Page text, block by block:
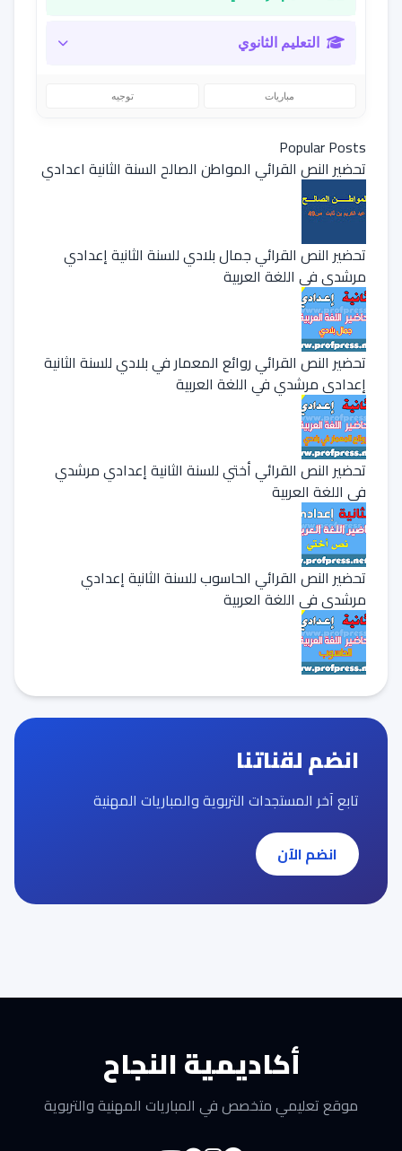
التعليم الثانوي
مباريات توجيه
Popular Posts
تحضير النص القرائي المواطن الصالح السنة الثانية اعدادي
تحضير النص القرائي جمال بلادي للسنة الثانية إعدادي
مرشدي في اللغة العربية
تحضير النص القرائي روائع المعمار في بلادي للسنة الثانية
إعدادي مرشدي في اللغة العربية
تحضير النص القرائي أختي للسنة الثانية إعدادي مرشدي
في اللغة العربية
تحضير النص القرائي الحاسوب للسنة الثانية إعدادي
مرشدي في اللغة العربية
انضم لقناتنا
تابع آخر المستجدات التربوية والمباريات المهنية
انضم الآن
أكاديمية النجاح
موقع تعليمي متخصص في المباريات المهنية والتربوية